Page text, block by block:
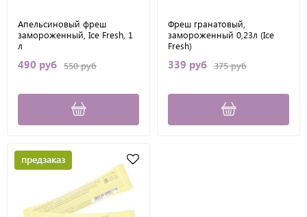
Апельсиновый фреш
замороженный, Ice Fresh, 1
л
490 руб 550 руб
Фреш гранатовый,
замороженный 0,23л (Ice
Fresh)
339 руб 375 руб
предзаказ